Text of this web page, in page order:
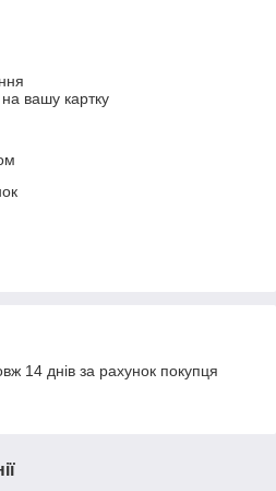
вашу картку
14 днів за рахунок покупця